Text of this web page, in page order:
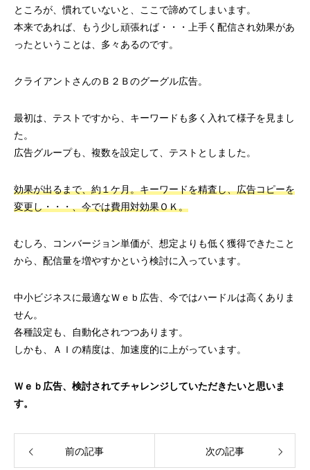
ところが、慣れていないと、ここで諦めてしまいます。
本来であれば、もう少し頑張れば・・・上手く配信され効果があ
ったということは、多々あるのです。
クライアントさんのＢ２Ｂのグーグル広告。
最初は、テストですから、キーワードも多く入れて様子を見まし
た。
広告グループも、複数を設定して、テストとしました。
効果が出るまで、約１ケ月。キーワードを精査し、広告コピーを
変更し・・・、今では費用対効果ＯＫ。
むしろ、コンバージョン単価が、想定よりも低く獲得できたこと
から、配信量を増やすかという検討に入っています。
中小ビジネスに最適なＷｅｂ広告、今ではハードルは高くありま
せん。
各種設定も、自動化されつつあります。
しかも、ＡＩの精度は、加速度的に上がっています。
Ｗｅｂ広告、検討されてチャレンジしていただきたいと思いま
す。
前の記事 次の記事